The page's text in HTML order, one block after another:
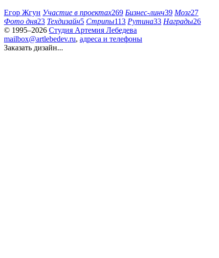
Егор Жгун Участие в проектах269 Бизнес-линч39 Мозг27
Фото дня23 Техдизайн5 Стрипы113 Рутина33 Награды26
© 1995–2026 Студия Артемия Лебедева
mailbox@artlebedev.ru, адреса и телефоны
Заказать дизайн...